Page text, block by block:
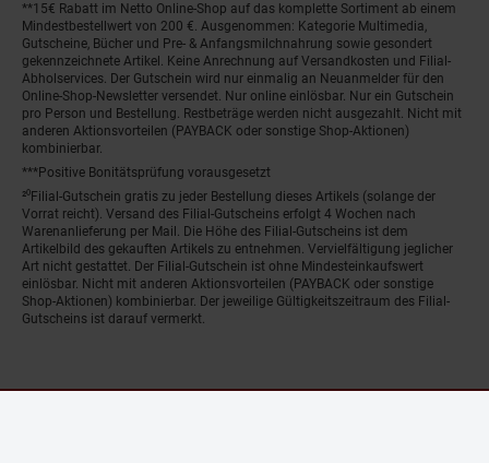
**15€ Rabatt im Netto Online-Shop auf das komplette Sortiment ab einem
Mindestbestellwert von 200 €. Ausgenommen: Kategorie Multimedia,
Gutscheine, Bücher und Pre- & Anfangsmilchnahrung sowie gesondert
gekennzeichnete Artikel. Keine Anrechnung auf Versandkosten und Filial-
Abholservices. Der Gutschein wird nur einmalig an Neuanmelder für den
Online-Shop-Newsletter versendet. Nur online einlösbar. Nur ein Gutschein
pro Person und Bestellung. Restbeträge werden nicht ausgezahlt. Nicht mit
anderen Aktionsvorteilen (PAYBACK oder sonstige Shop-Aktionen)
kombinierbar.
***Positive Bonitätsprüfung vorausgesetzt
²⁰Filial-Gutschein gratis zu jeder Bestellung dieses Artikels (solange der
Vorrat reicht). Versand des Filial-Gutscheins erfolgt 4 Wochen nach
Warenanlieferung per Mail. Die Höhe des Filial-Gutscheins ist dem
Artikelbild des gekauften Artikels zu entnehmen. Vervielfältigung jeglicher
Art nicht gestattet. Der Filial-Gutschein ist ohne Mindesteinkaufswert
einlösbar. Nicht mit anderen Aktionsvorteilen (PAYBACK oder sonstige
Shop-Aktionen) kombinierbar. Der jeweilige Gültigkeitszeitraum des Filial-
Gutscheins ist darauf vermerkt.